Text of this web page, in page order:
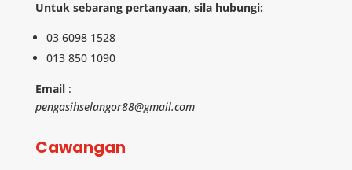
Untuk sebarang pertanyaan, sila hubungi:
03 6098 1528
013 850 1090
Email :
pengasihselangor88@gmail.com
Cawangan